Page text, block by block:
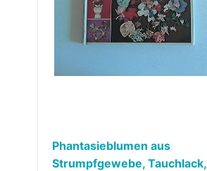
Phantasieblumen aus
Strumpfgewebe, Tauchlack,